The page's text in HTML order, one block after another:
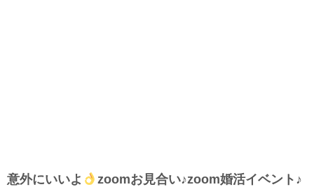
意外にいいよ
zoomお見合い♪zoom婚活イベント♪